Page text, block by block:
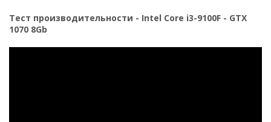
Тест производительности - Intel Core i3-9100F - GTX
1070 8Gb